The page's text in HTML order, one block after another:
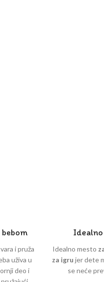
i pruža
uživa u
deo i
Idealno mesto
za igru jer dete
se neće